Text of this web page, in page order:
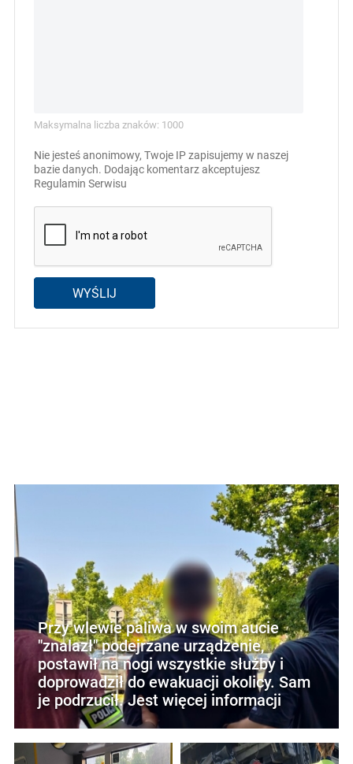
Maksymalna liczba znaków: 1000
Nie jesteś anonimowy, Twoje IP zapisujemy w naszej
bazie danych. Dodając komentarz akceptujesz
Regulamin Serwisu
WYŚLIJ
Przy wlewie paliwa w swoim aucie
"znalazł" podejrzane urządzenie,
postawił na nogi wszystkie służby i
doprowadził do ewakuacji okolicy. Sam
je podrzucił. Jest więcej informacji